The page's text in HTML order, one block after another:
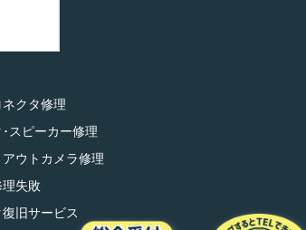
ネクタ修理
スピーカー修理
アウトカメラ修理
理失敗
旧サービス